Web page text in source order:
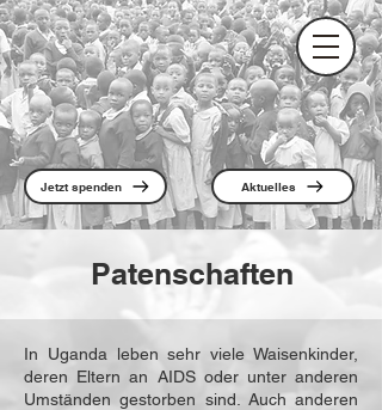
Jetzt spenden Aktuelles
Patenschaften
In Uganda leben sehr viele Waisen­kinder,
deren Eltern an AIDS oder un­ter anderen
Umständen gestorben sind. Auch anderen